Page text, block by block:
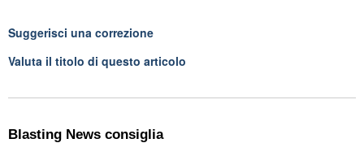
Suggerisci una correzione
Valuta il titolo di questo articolo
Blasting News consiglia